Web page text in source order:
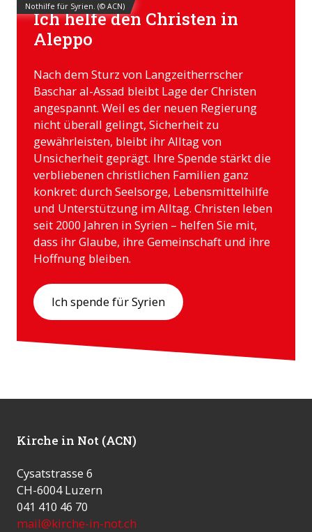
Nothilfe für Syrien. (© ACN)
Ich helfe den Christen in
Aleppo
Nach dem Sturz von Langzeitherrscher
Baschar al-Assad bleibt Lage der Christen
angespannt. Weil es der neuen Regierung
nicht überall gelingt, Sicherheit zu
gewährleisten, bleibt ihr Alltag von
Unsicherheit geprägt. Ihre Spende stärkt die
verbliebenen christlichen Familien ganz
konkret: durch Seelsorge, Lebensmittelhilfe
und Unterstützung im Alltag. Christen leben
seit 2000 Jahren in Syrien – helfen Sie mit,
dass ihr Glaube, ihre Gemeinschaft und ihre
Hoffnung bleiben.
Ich spende für Syrien
Kirche in Not (ACN)
Cysatstrasse 6
CH-6004 Luzern
041 410 46 70
mail@kirche-in-not.ch